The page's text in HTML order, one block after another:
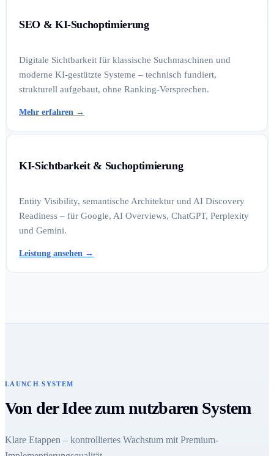
SEO & KI-Suchoptimierung
Digitale Sichtbarkeit für klassische Suchmaschinen und
moderne KI-gestützte Systeme – technisch fundiert,
strukturell aufgebaut, ohne Ranking-Versprechen.
Mehr erfahren →
KI-Sichtbarkeit & Suchoptimierung
Entity Visibility, semantische Architektur und AI Discovery
Readiness – für Google, AI Overviews, ChatGPT, Perplexity
und Gemini.
Leistung ansehen →
LAUNCH SYSTEM
Von der Idee zum nutzbaren System
Klare Etappen – kontrolliertes Wachstum mit Premium-